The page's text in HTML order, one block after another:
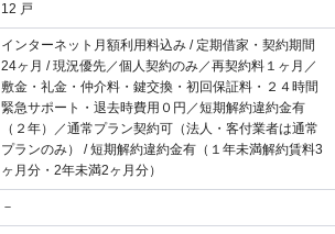
12 戸
インターネット月額利用料込み / 定期借家・契約期間
24ヶ月 / 現況優先／個人契約のみ／再契約料１ヶ月／
敷金・礼金・仲介料・鍵交換・初回保証料・２４時間
緊急サポート・退去時費用０円／短期解約違約金有
（２年）／通常プラン契約可（法人・客付業者は通常
プランのみ） / 短期解約違約金有（１年未満解約賃料3
ヶ月分・2年未満2ヶ月分）
－